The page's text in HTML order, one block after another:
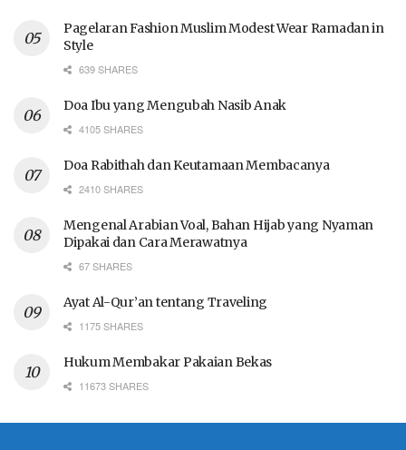
Pagelaran Fashion Muslim Modest Wear Ramadan in
Style
639 SHARES
Doa Ibu yang Mengubah Nasib Anak
4105 SHARES
Doa Rabithah dan Keutamaan Membacanya
2410 SHARES
Mengenal Arabian Voal, Bahan Hijab yang Nyaman
Dipakai dan Cara Merawatnya
67 SHARES
Ayat Al-Qur’an tentang Traveling
1175 SHARES
Hukum Membakar Pakaian Bekas
11673 SHARES